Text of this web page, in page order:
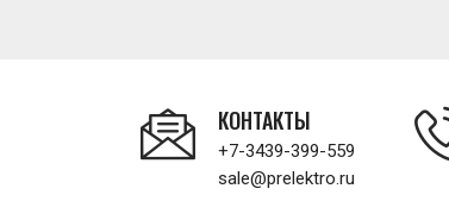
КОНТАКТЫ
+7-3439-399-559
sale@prelektro.ru